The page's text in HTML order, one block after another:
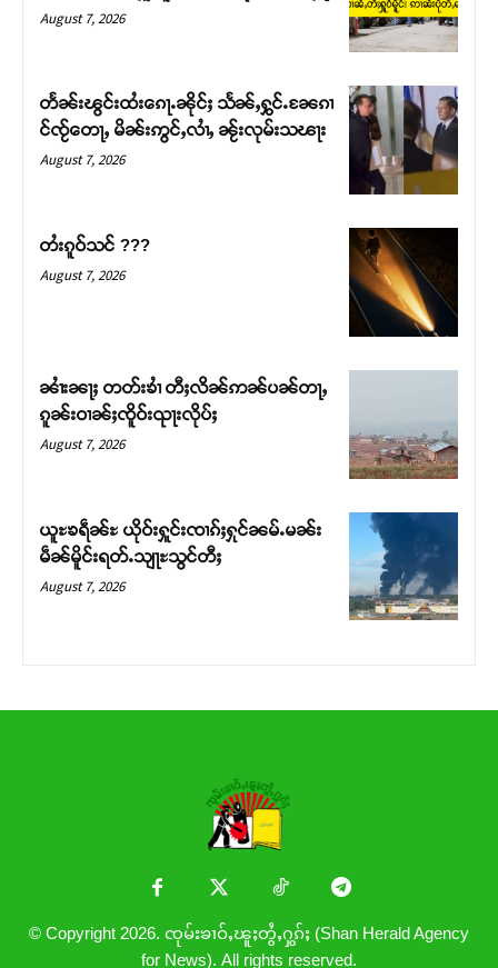
တ်ႇ တူဝ်ႈလုမ်ႈၾႃႉၼၼ်ႉ ၶဝ်ႈႁူမ်ႈၵမ်ႉထႅမ် ၸုမ်းၶၢ
ဝ်ႇၽူႈတွႆႇႁွၵ်ႈ လႆႈယူႇၶႃႈဢေႃႈ။
August 7, 2026
တႅၼ်းၽွင်းထႆးၵေႃႉၼိုင်ႈ သႅၼ်ႇႁွင်ႉၼႄၵၢ
င်ၸႂ်တေႃႇ မိၼ်းဢွင်ႇလၢႆႇ ၼႂ်းလုမ်းသၽႃး
August 7, 2026
တႆးၵူဝ်သင် ???
August 7, 2026
ၼၢႆးၼႃႈ တတ်းၶၢႆ တီႈလိၼ်ဢၼ်ပၼ်တႃႇ
ၵူၼ်းဝၢၼ်ႈၸိူဝ်းၺႃးလိုပ်ႈ
August 7, 2026
ယူႊၶရဵၼ်ႊ ယိုဝ်းႁူင်းၸၢၵ်ႈႁုင်ၼမ်ႉမၼ်း
မဵၼ်မိူင်းရတ်ႉသျႃႊသွင်တီႈ
August 7, 2026
© Copyright 2026. ၸုမ်းၶၢဝ်ႇၽူႈတွႆႇႁွၵ်ႈ (Shan Herald Agency
for News). All rights reserved.